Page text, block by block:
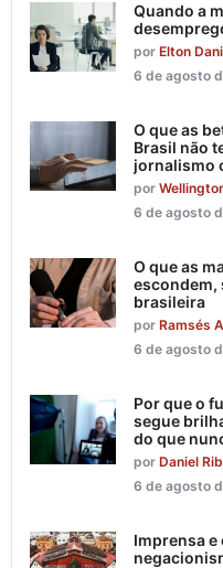
Quando a
por Elton
6 de agosto
O que as
Brasil não
jornalismo
por
6 de agosto
O que as
escondem,
brasileira
por Ramsés
6 de agosto
Por que o
segue
do que
por Daniel
6 de agosto
Imprensa